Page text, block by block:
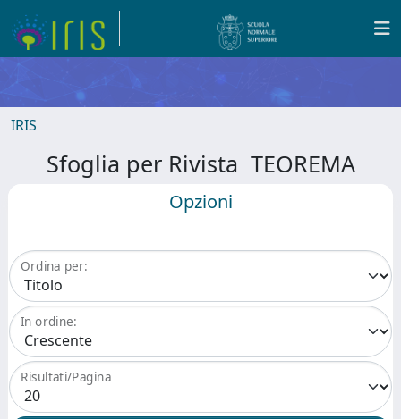
IRIS
Sfoglia per Rivista TEOREMA
Opzioni
Ordina per:
In ordine:
Risultati/Pagina